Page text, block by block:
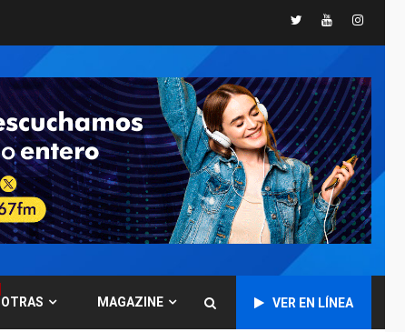
TwitterYoutube
OTRAS MAGAZINE VER EN LÍNEA
6
REGIONALES
ÚLTIMA HORA
Guardia Nacional
Bolivariana celebró
su 89° aniversario en
Nueva Esparta
REGIONALES ÚLTIMA HORA
Misión Milagro en
Antolín del Campo:
Arrancó la jornada de
Cataratas 2026
ÚLTIMA HORA